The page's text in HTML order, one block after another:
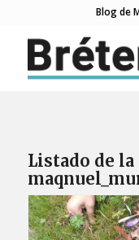
Blog de
Listado de